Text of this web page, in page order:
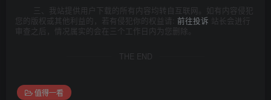
三、我站提供用户下载的所有内容均转自互联网。如有内容侵犯
您的版权或其他利益的，若有侵犯你的权益请: 前往投诉 站长会进行
审查之后，情况属实的会在三个工作日内为您删除。
THE END
值得一看